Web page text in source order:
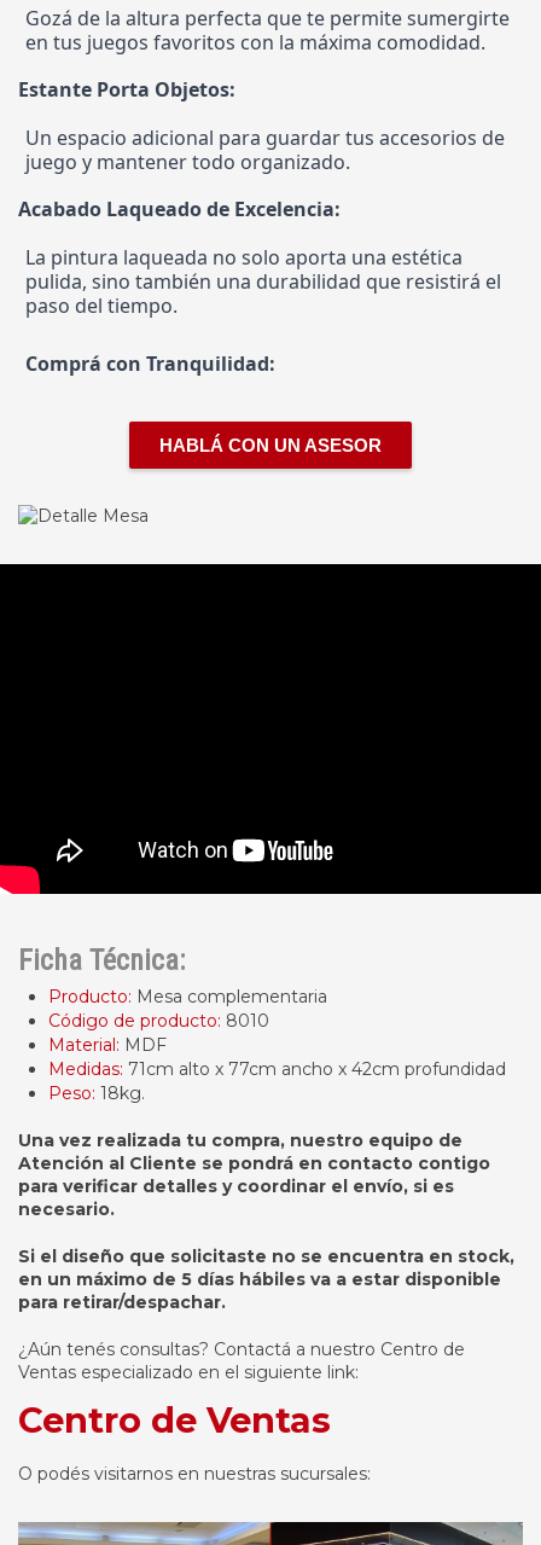
Gozá de la altura perfecta que te permite sumergirte
en tus juegos favoritos con la máxima comodidad.
Estante Porta Objetos:
Un espacio adicional para guardar tus accesorios de
juego y mantener todo organizado.
Acabado Laqueado de Excelencia:
La pintura laqueada no solo aporta una estética
pulida, sino también una durabilidad que resistirá el
paso del tiempo.
Comprá con Tranquilidad:
HABLÁ CON UN ASESOR
Ficha Técnica:
Producto: Mesa complementaria
Código de producto: 8010
Material: MDF
Medidas: 71cm alto x 77cm ancho x 42cm profundidad
Peso: 18kg.
Una vez realizada tu compra, nuestro equipo de
Atención al Cliente se pondrá en contacto contigo
para verificar detalles y coordinar el envío, si es
necesario.
Si el diseño que solicitaste no se encuentra en stock,
en un máximo de 5 días hábiles va a estar disponible
para retirar/despachar.
¿Aún tenés consultas? Contactá a nuestro Centro de
Ventas especializado en el siguiente link:
Centro de Ventas
O podés visitarnos en nuestras sucursales: